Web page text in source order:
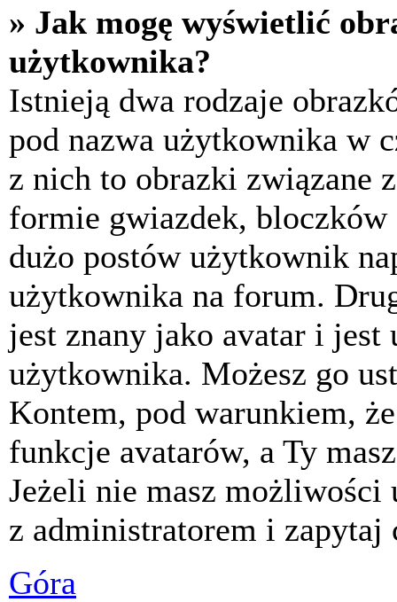
» Jak mogę wyświetlić
użytkownika?
Istnieją dwa rodzaje
pod nazwa użytkownika w
z nich to obrazki związane
formie gwiazdek,
dużo postów użytkownik
użytkownika na forum.
jest znany jako avatar i jest
użytkownika. Możesz go
Kontem, pod warunkiem,
funkcje avatarów, a Ty
Jeżeli nie masz możliwości
z administratorem i zapytaj
Góra